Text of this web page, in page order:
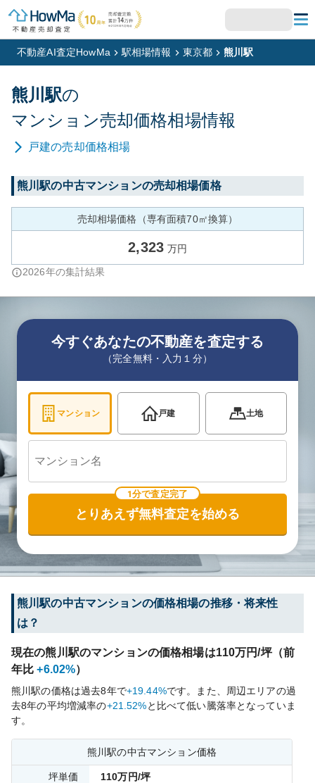
不動産AI査定HowMa 駅相場情報 東京都 熊川駅
熊川駅の
マンション売却価格相場情報
戸建の売却価格相場
熊川駅の中古マンションの売却相場価格
売却相場価格（専有面積70㎡換算）
2,323 万円
2026年の集計結果
今すぐあなたの不動産を査定する
（完全無料・入力１分）
マンション 戸建 土地
1分で査定完了
とりあえず無料査定を始める
熊川駅の中古マンションの価格相場の推移・将来性
は？
現在の熊川駅のマンションの価格相場は110万円/坪（前
年比 +6.02%）
熊川駅の価格は過去8年で+19.44%です。
また、周辺エリアの過
去8年の平均増減率の+21.52%と比べて低い騰落率となっていま
す。
熊川駅の中古マンション価格
坪単価 110万円/坪